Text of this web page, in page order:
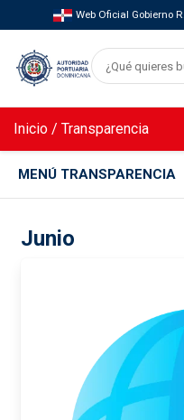
Web Oficial Gobierno
Inicio / Transparencia
MENÚ TRANSPARENCIA
Junio